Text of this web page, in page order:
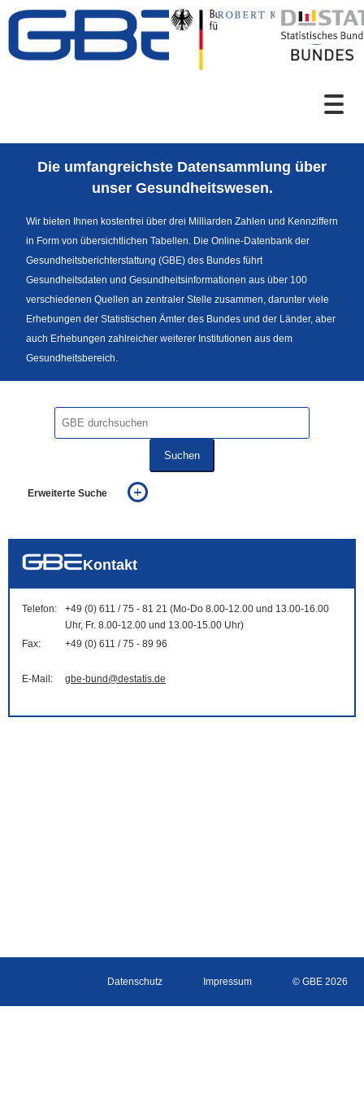
Zum Inhalt
Sprachumschaltung
Die umfangreichste Datensammlung über
unser Gesundheitswesen.
Wir bieten Ihnen kostenfrei über drei Milliarden Zahlen und Kennziffern
in Form von übersichtlichen Tabellen. Die Online-Datenbank der
Gesundheitsberichterstattung (GBE) des Bundes führt
Gesundheitsdaten und Gesundheitsinformationen aus über 100
verschiedenen Quellen an zentraler Stelle zusammen, darunter viele
Erhebungen der Statistischen Ämter des Bundes und der Länder, aber
auch Erhebungen zahlreicher weiterer Institutionen aus dem
Gesundheitsbereich.
Suchen
Erweiterte Suche
auch in allen Texten suchen (Volltextsuche)
Kontakt
Telefon:
+49 (0) 611 / 75 - 81 21 (Mo-Do 8.00-12.00 und 13.00-16.00
Uhr, Fr. 8.00-12.00 und 13.00-15.00 Uhr)
Fax:
+49 (0) 611 / 75 - 89 96
E-Mail: gbe-bund@destatis.de
Datenschutz Impressum © GBE 2026